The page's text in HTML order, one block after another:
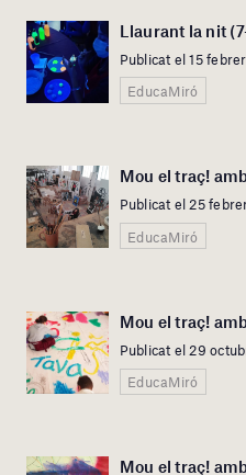
Llaurant la nit
Publicat el 15
EducaMiró
Mou el traç!
Publicat el 25
EducaMiró
Mou el traç!
Publicat el 29
EducaMiró
Mou el traç!